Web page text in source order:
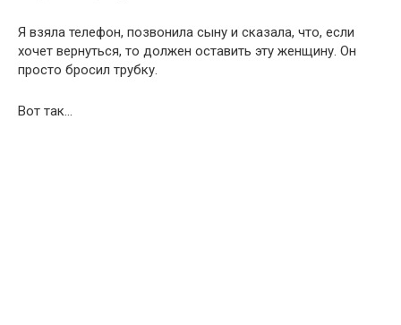
Я взяла телефон, позвонила сыну и сказала, что, если
хочет вернуться, то должен оставить эту женщину. Он
просто бросил трубку.
Вот так…